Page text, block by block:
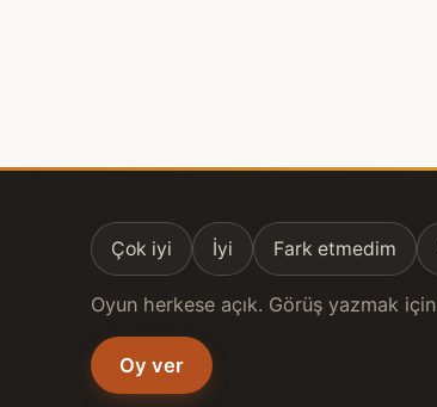
Çok iyi İyi Fark etmedim
Oyun herkese açık. Görüş yazmak için
Oy ver